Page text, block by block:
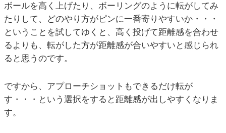
ボールを高く上げたり、ボーリングのように転がしてみ
たりして、どのやり方がピンに一番寄りやすいか・・・
ということを試してゆくと、高く投げて距離感を合わせ
るよりも、転がした方が距離感が合いやすいと感じられ
ると思うのです。
ですから、アプローチショットもできるだけ転が
す・・・という選択をすると距離感が出しやすくなりま
す。